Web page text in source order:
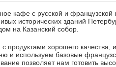
кафе с русской и
исторических зданий
на Казанский собор.
продуктами хорошего качества,
и используем базовые
позволяет нам готовить